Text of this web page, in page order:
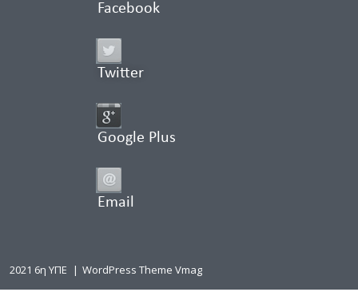
Facebook
Twitter
Google Plus
Email
2021 6η ΥΠΕ | WordPress Theme Vmag